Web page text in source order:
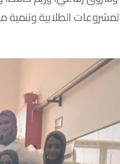
الطلابية وتنمية